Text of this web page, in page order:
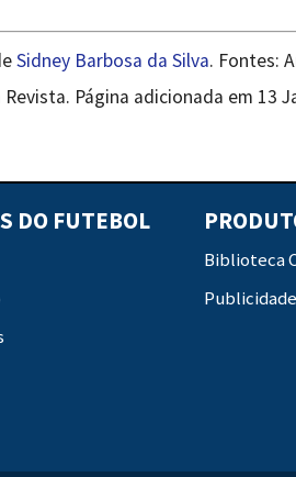
Sidney Barbosa da Silva. Fontes:
Página adicionada em 13
DO FUTEBOL
Biblioteca
Publicidade